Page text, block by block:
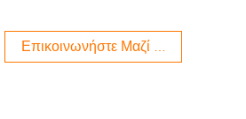
Επικοινωνήστε Μαζί Μας